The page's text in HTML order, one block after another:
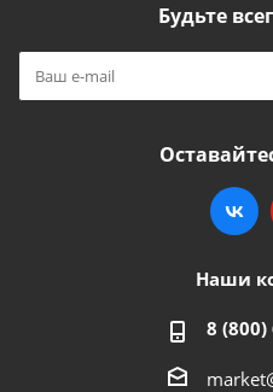
Будьте
Наши
8 (800)